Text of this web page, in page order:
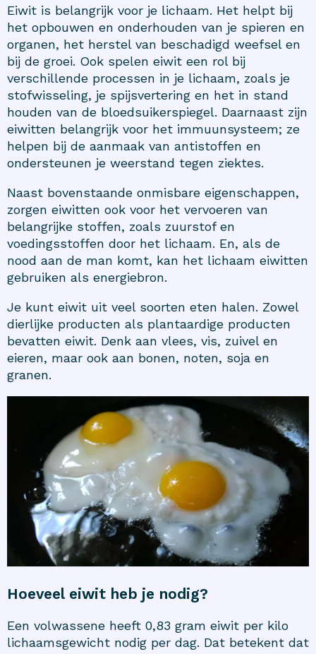
Eiwit is belangrijk voor je lichaam. Het helpt bij
het opbouwen en onderhouden van je spieren en
organen, het herstel van beschadigd weefsel en
bij de groei. Ook spelen eiwit een rol bij
verschillende processen in je lichaam, zoals je
stofwisseling, je spijsvertering en het in stand
houden van de bloedsuikerspiegel. Daarnaast zijn
eiwitten belangrijk voor het immuunsysteem; ze
helpen bij de aanmaak van antistoffen en
ondersteunen je weerstand tegen ziektes.
Naast bovenstaande onmisbare eigenschappen,
zorgen eiwitten ook voor het vervoeren van
belangrijke stoffen, zoals zuurstof en
voedingsstoffen door het lichaam. En, als de
nood aan de man komt, kan het lichaam eiwitten
gebruiken als energiebron.
Je kunt eiwit uit veel soorten eten halen. Zowel
dierlijke producten als plantaardige producten
bevatten eiwit. Denk aan vlees, vis, zuivel en
eieren, maar ook aan bonen, noten, soja en
granen.
Hoeveel eiwit heb je nodig?
Een volwassene heeft 0,83 gram eiwit per kilo
lichaamsgewicht nodig per dag. Dat betekent dat